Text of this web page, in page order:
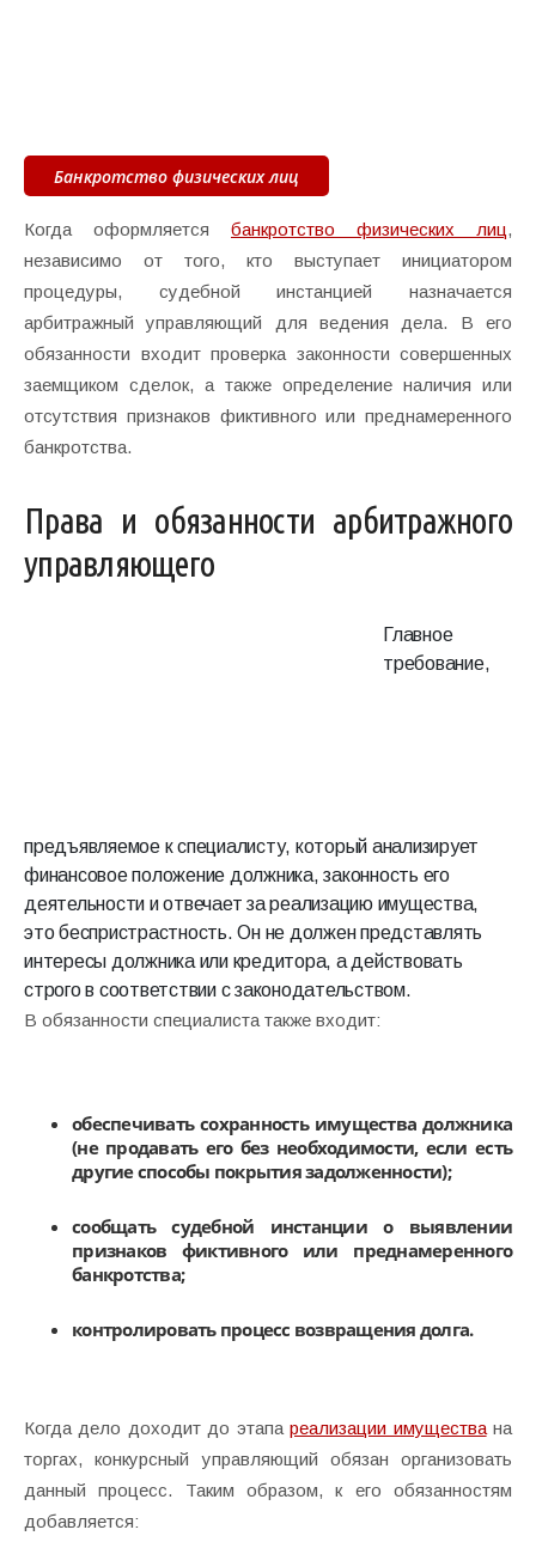
Банкротство физических лиц
Когда оформляется банкротство физических лиц,
независимо от того, кто выступает инициатором
процедуры, судебной инстанцией назначается
арбитражный управляющий для ведения дела. В его
обязанности входит проверка законности совершенных
заемщиком сделок, а также определение наличия или
отсутствия признаков фиктивного или преднамеренного
банкротства.
Права и обязанности арбитражного
управляющего
Главное
требование,
предъявляемое к специалисту, который анализирует
финансовое положение должника, законность его
деятельности и отвечает за реализацию имущества,
это беспристрастность. Он не должен представлять
интересы должника или кредитора, а действовать
строго в соответствии с законодательством.
В обязанности специалиста также входит:
обеспечивать сохранность имущества должника
(не продавать его без необходимости, если есть
другие способы покрытия задолженности);
сообщать судебной инстанции о выявлении
признаков фиктивного или преднамеренного
банкротства;
контролировать процесс возвращения долга.
Когда дело доходит до этапареализации имуществана
торгах, конкурсный управляющий обязан организовать
данный процесс. Таким образом, к его обязанностям
добавляется: